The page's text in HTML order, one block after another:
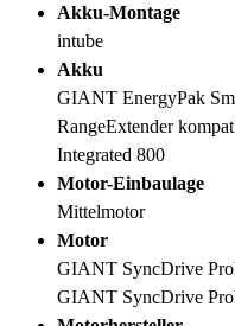
Akku-Montage
intube
Akku
GIANT EnergyPak
RangeExtender
Integrated 800
Motor-Einbaulage
Mittelmotor
Motor
GIANT SyncDrive
GIANT SyncDrive